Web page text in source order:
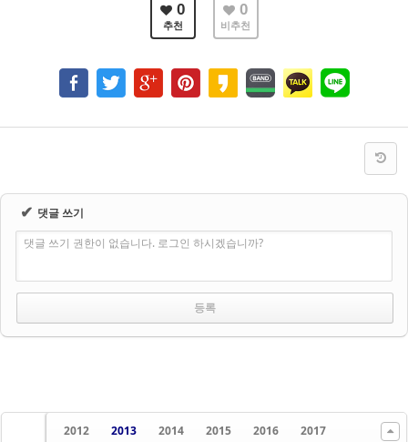
0
추천
0
비추천
✔ 댓글 쓰기
댓글 쓰기 권한이 없습니다. 로그인 하시겠습니까?
2012 2013 2014 2015 2016
2017